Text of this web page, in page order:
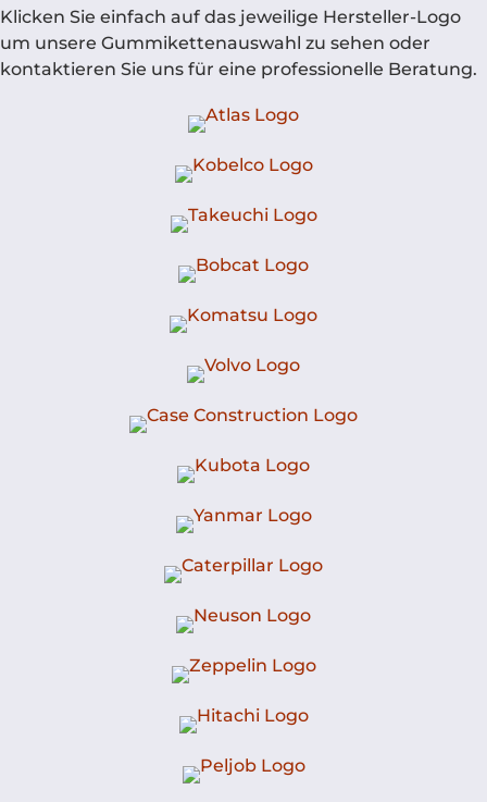
Klicken Sie einfach auf das jeweilige Hersteller-Logo
um unsere Gummikettenauswahl zu sehen oder
kontaktieren Sie uns für eine professionelle Beratung.